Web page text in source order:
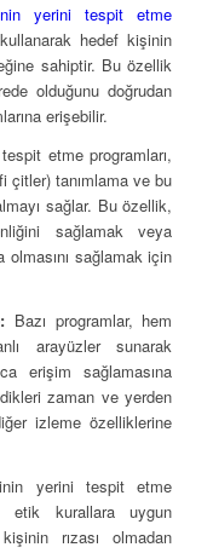
yerini tespit etme
hedef kişinin
sahiptir. Bu özellik
olduğunu doğrudan
erişebilir.
etme programları,
çitler) tanımlama ve bu
sağlar. Bu özellik,
sağlamak veya
olmasını sağlamak için
Bazı programlar, hem
arayüzler sunarak
erişim sağlamasına
zaman ve yerden
izleme özelliklerine
yerini tespit etme
etik kurallara uygun
rızası olmadan